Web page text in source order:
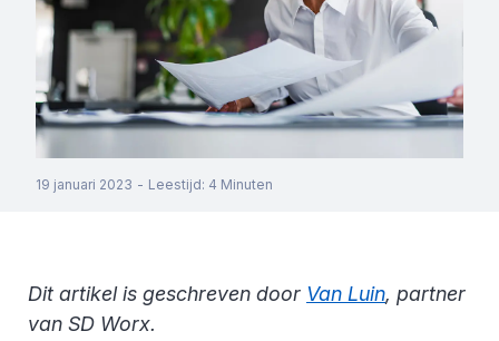
19 januari 2023 - Leestijd: 4 Minuten
Dit artikel is geschreven door Van Luin, partner
van SD Worx.